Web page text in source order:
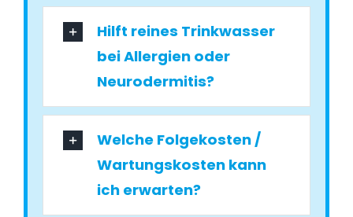
Hilft reines Trinkwasser
bei Allergien oder
Neurodermitis?
Welche Folgekosten /
Wartungskosten kann
ich erwarten?